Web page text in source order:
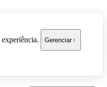
Gerenciar